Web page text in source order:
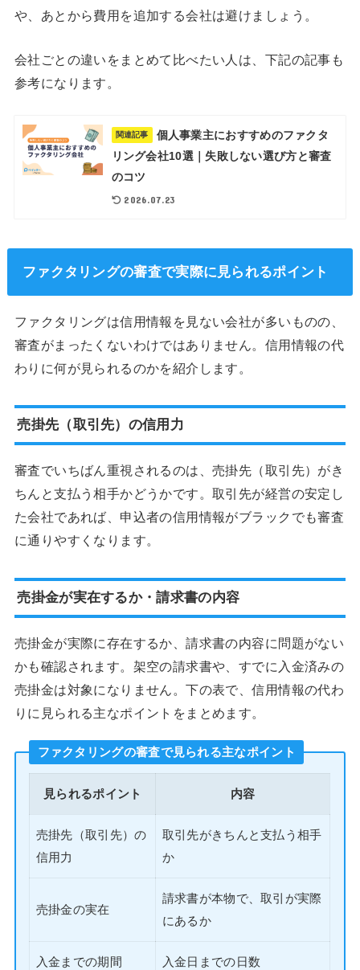
や、あとから費用を追加する会社は避けましょう。
会社ごとの違いをまとめて比べたい人は、下記の記事も
参考になります。
関連記事
個人事業主におすすめのファクタ
リング会社10選｜失敗しない選び方と審査
のコツ
2026.07.23
ファクタリングの審査で実際に見られるポイント
ファクタリングは信用情報を見ない会社が多いものの、
審査がまったくないわけではありません。信用情報の代
わりに何が見られるのかを紹介します。
売掛先（取引先）の信用力
審査でいちばん重視されるのは、売掛先（取引先）がき
ちんと支払う相手かどうかです。取引先が経営の安定し
た会社であれば、申込者の信用情報がブラックでも審査
に通りやすくなります。
売掛金が実在するか・請求書の内容
売掛金が実際に存在するか、請求書の内容に問題がない
かも確認されます。架空の請求書や、すでに入金済みの
売掛金は対象になりません。下の表で、信用情報の代わ
りに見られる主なポイントをまとめます。
ファクタリングの審査で見られる主なポイント
見られるポイント 内容
売掛先（取引先）の
信用力
取引先がきちんと支払う相手
か
売掛金の実在
請求書が本物で、取引が実際
にあるか
入金までの期間 入金日までの日数